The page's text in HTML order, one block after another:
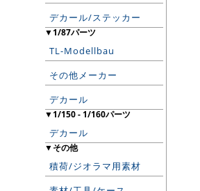
デカール/ステッカー
▼1/87パーツ
TL-Modellbau
その他メーカー
デカール
▼1/150 - 1/160パーツ
デカール
▼その他
積荷/ジオラマ用素材